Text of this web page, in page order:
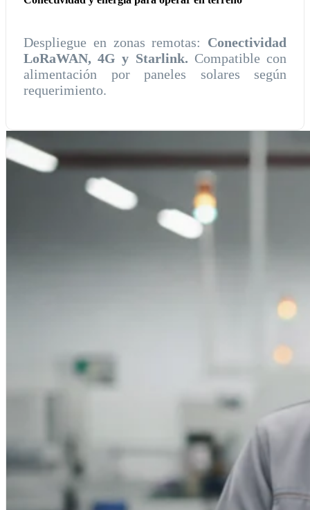
Despliegue en zonas remotas: Conectividad
LoRaWAN, 4G y Starlink. Compatible con
alimentación por paneles solares según
requerimiento.